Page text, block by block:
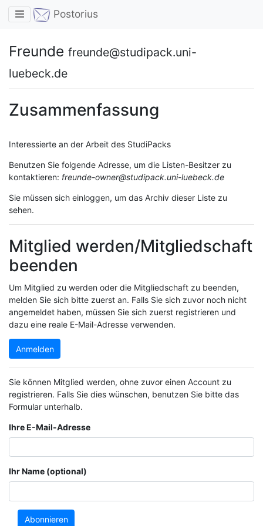
Toggle navigation
Postorius
Freunde freunde@studipack.uni-
luebeck.de
Zusammenfassung
Interessierte an der Arbeit des StudiPacks
Benutzen Sie folgende Adresse, um die Listen-Besitzer zu
kontaktieren: freunde-owner@studipack.uni-luebeck.de
Sie müssen sich einloggen, um das Archiv dieser Liste zu
sehen.
Mitglied werden/Mitgliedschaft
beenden
Um Mitglied zu werden oder die Mitgliedschaft zu beenden,
melden Sie sich bitte zuerst an. Falls Sie sich zuvor noch nicht
angemeldet haben, müssen Sie sich zuerst registrieren und
dazu eine reale E-Mail-Adresse verwenden.
Anmelden
Sie können Mitglied werden, ohne zuvor einen Account zu
registrieren. Falls Sie dies wünschen, benutzen Sie bitte das
Formular unterhalb.
Ihre E-Mail-Adresse
Ihr Name (optional)
Abonnieren